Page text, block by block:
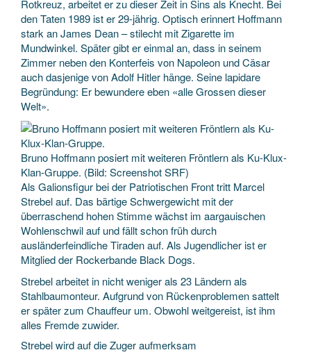
Rotkreuz, arbeitet er zu dieser Zeit in Sins als Knecht. Bei
den Taten 1989 ist er 29-jährig. Optisch erinnert Hoffmann
stark an James Dean – stilecht mit Zigarette im
Mundwinkel. Später gibt er einmal an, dass in seinem
Zimmer neben den Konterfeis von Napoleon und Cäsar
auch dasjenige von Adolf Hitler hänge. Seine lapidare
Begründung: Er bewundere eben «alle Grossen dieser
Welt».
Bruno Hoffmann posiert mit weiteren Fröntlern als Ku-Klux-
Klan-Gruppe. (Bild: Screenshot SRF)
Als Galionsfigur bei der Patriotischen Front tritt Marcel
Strebel auf. Das bärtige Schwergewicht mit der
überraschend hohen Stimme wächst im aargauischen
Wohlenschwil auf und fällt schon früh durch
ausländerfeindliche Tiraden auf. Als Jugendlicher ist er
Mitglied der Rockerbande Black Dogs.
Strebel arbeitet in nicht weniger als 23 Ländern als
Stahlbaumonteur. Aufgrund von Rückenproblemen sattelt
er später zum Chauffeur um. Obwohl weitgereist, ist ihm
alles Fremde zuwider.
Strebel wird auf die Zuger aufmerksam